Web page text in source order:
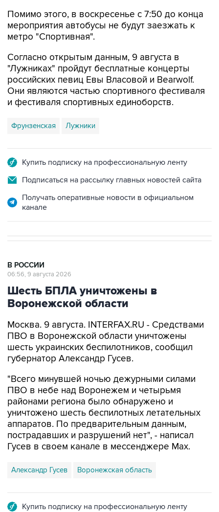
Помимо этого, в воскресенье с 7:50 до конца
мероприятия автобусы не будут заезжать к
метро "Спортивная".
Согласно открытым данным, 9 августа в
"Лужниках" пройдут бесплатные концерты
российских певиц Евы Власовой и Bearwolf.
Они являются частью спортивного фестиваля
и фестиваля спортивных единоборств.
Фрунзенская Лужники
Купить подписку на профессиональную ленту
Подписаться на рассылку главных новостей сайта
Получать оперативные новости в официальном
канале
В РОССИИ
06:56, 9 августа 2026
Шесть БПЛА уничтожены в
Воронежской области
Москва. 9 августа. INTERFAX.RU - Средствами
ПВО в Воронежской области уничтожены
шесть украинских беспилотников, сообщил
губернатор Александр Гусев.
"Всего минувшей ночью дежурными силами
ПВО в небе над Воронежем и четырьмя
районами региона было обнаружено и
уничтожено шесть беспилотных летательных
аппаратов. По предварительным данным,
пострадавших и разрушений нет", - написал
Гусев в своем канале в мессенджере Max.
Александр Гусев Воронежская область
Купить подписку на профессиональную ленту